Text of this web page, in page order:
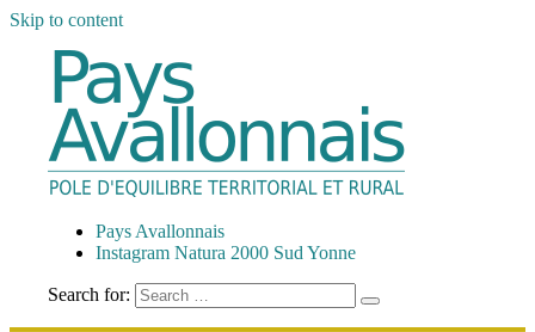
Skip to content
Pays Avallonnais
Pôle d'Équilibre Territorial et Rural
Pays Avallonnais
Instagram Natura 2000 Sud Yonne
Search for: